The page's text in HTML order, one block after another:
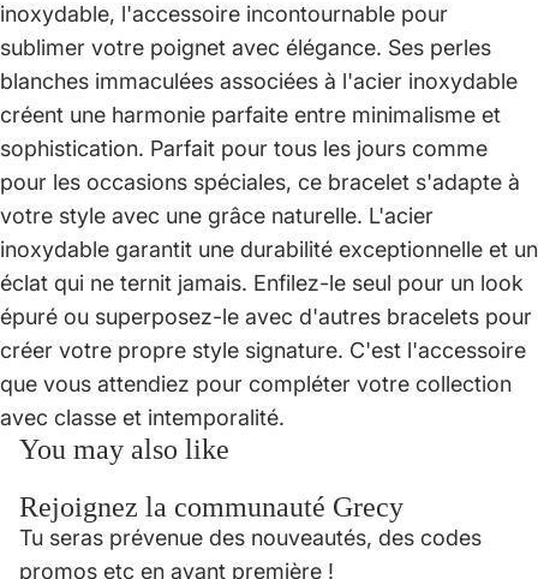
inoxydable, l'accessoire incontournable pour
sublimer votre poignet avec élégance. Ses perles
blanches immaculées associées à l'acier inoxydable
créent une harmonie parfaite entre minimalisme et
sophistication. Parfait pour tous les jours comme
pour les occasions spéciales, ce bracelet s'adapte à
votre style avec une grâce naturelle. L'acier
inoxydable garantit une durabilité exceptionnelle et un
éclat qui ne ternit jamais. Enfilez-le seul pour un look
épuré ou superposez-le avec d'autres bracelets pour
créer votre propre style signature. C'est l'accessoire
que vous attendiez pour compléter votre collection
avec classe et intemporalité.
You may also like
Rejoignez la communauté Grecy
Tu seras prévenue des nouveautés, des codes
promos etc en avant première !
Politique de confidentialité
Politique de remboursement